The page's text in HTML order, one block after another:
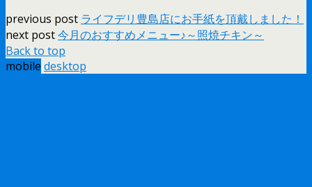
previous post ライフデリ豊島店にお手紙を頂戴しました！
next post今月のおすすめメニュー♪～照焼チキン～
Back to top
mobile desktop